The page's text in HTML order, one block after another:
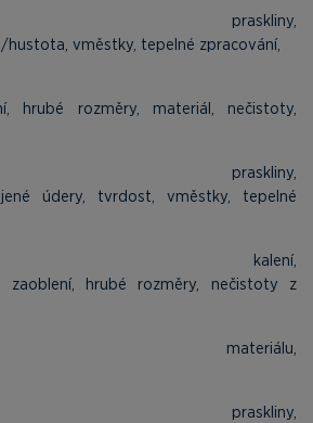
kov praskliny,
vměstky, tepelné zpracování,
AM)
hrubé rozměry, materiál, nečistoty,
praskliny,
údery, tvrdost, vměstky, tepelné
zaoblení, hrubé rozměry, nečistoty z
praskliny,